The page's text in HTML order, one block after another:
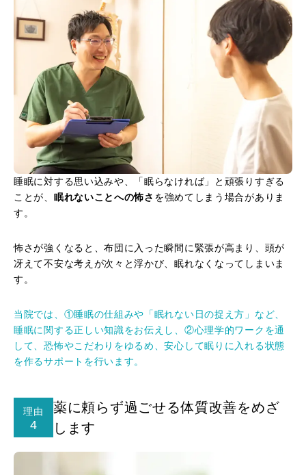
睡眠に対する思い込みや、「眠らなければ」と頑張りすぎる
ことが、 眠れないことへの怖さ を強めてしまう場合がありま
す。
怖さが強くなると、布団に入った瞬間に緊張が高まり、頭が
冴えて不安な考えが次々と浮かび、眠れなくなってしまいま
す。
当院では、①睡眠の仕組みや「眠れない日の捉え方」など、
睡眠に関する正しい知識をお伝えし、②心理学的ワークを通
して、恐怖やこだわりをゆるめ、安心して眠りに入れる状態
を作るサポートを行います。
理由
4
薬に頼らず過ごせる体質改善をめざ
します